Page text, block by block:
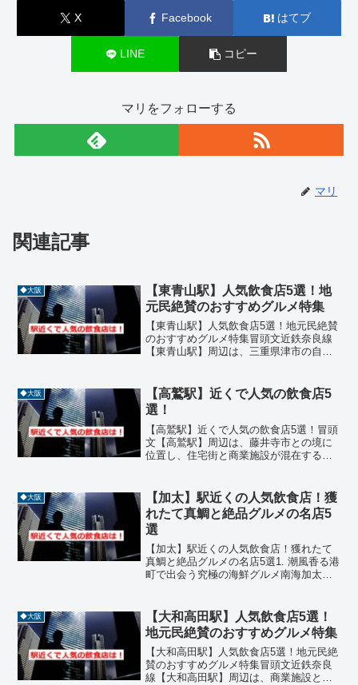
X Facebook はてブ
LINE コピー
マリをフォローする
マリ
関連記事
◆大阪
【東青山駅】人気飲食店5選！地
元民絶賛のおすすめグルメ特集
【東青山駅】人気飲食店5選！地元民絶賛
のおすすめグルメ特集冒頭文近鉄奈良線
【東青山駅】周辺は、三重県津市の自然
内には、川魚料理、和食、定食、海鮮、
郷土料理などジャンル豊...
◆大阪
【高鷲駅】近くで人気の飲食店5
選！
【高鷲駅】近くで人気の飲食店5選！冒頭
文【高鷲駅】周辺は、藤井寺市との境に
位置し、住宅街と商業施設が混在する落
親しまれる飲食店が点在しています。今
回は、【高鷲駅】近くで...
◆大阪
【加太】駅近くの人気飲食店！獲
れたて真鯛と絶品グルメの名店5
選
【加太】駅近くの人気飲食店！獲れたて
真鯛と絶品グルメの名店5選1. 潮風香る港
町で出会う究極の海鮮グルメ南海加太線
豊かな恵みを求めて多くの美食家が訪れ
るエリアです。特に...
◆大阪
【大和高田駅】人気飲食店5選！
地元民絶賛のおすすめグルメ特集
【大和高田駅】人気飲食店5選！地元民絶
賛のおすすめグルメ特集冒頭文近鉄奈良
線【大和高田駅】周辺は、商業施設と住